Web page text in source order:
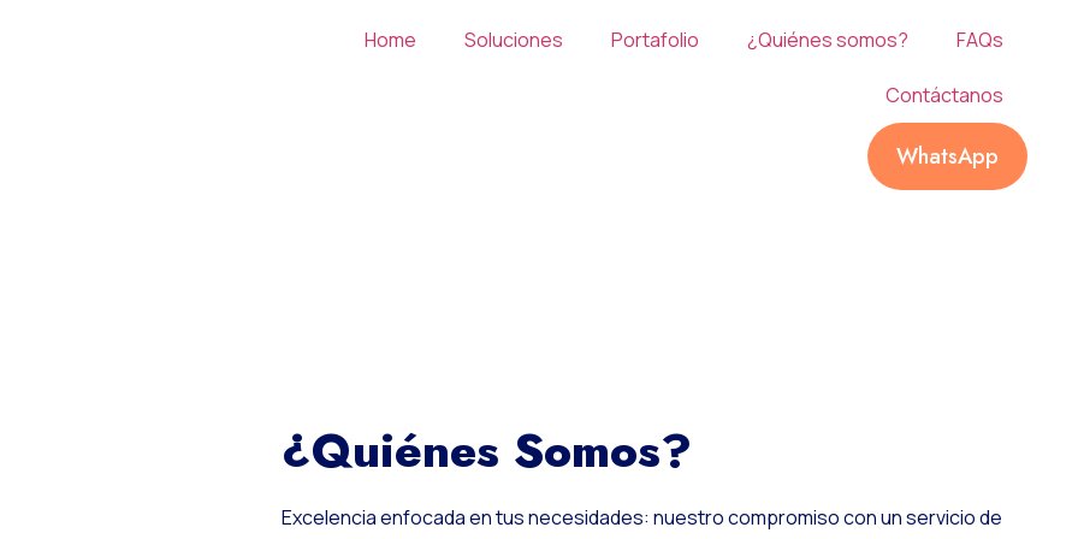
Home Soluciones Portafolio ¿Quiénes somos? FAQs
Contáctanos
WhatsApp
¿Quiénes Somos?
Excelencia enfocada en tus necesidades: nuestro compromiso con un servicio de